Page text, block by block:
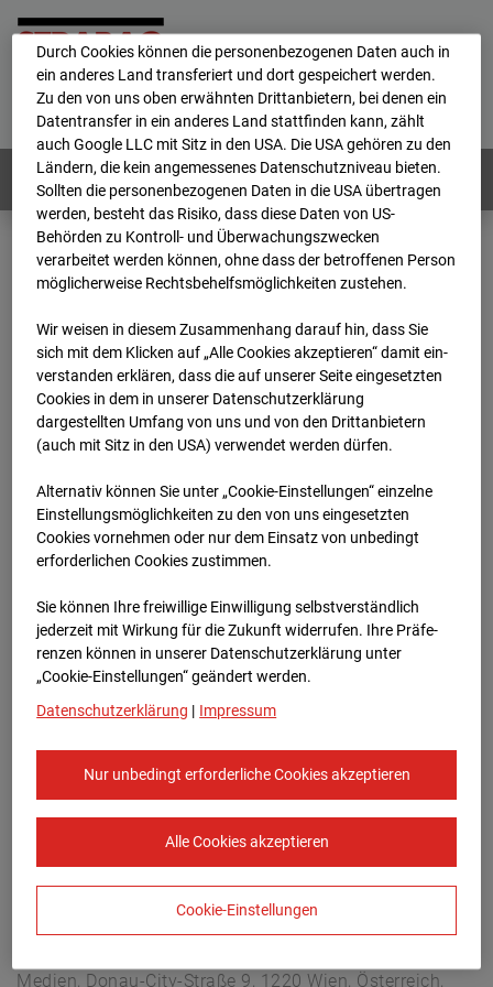
Home E-Mail Impressum
Login
Deutsch / English
Webcams: Alle Länder
Home
Deutschland
BC-114 BV-Ausbau Bonatzbau -Cam2
Archiv
2025
03 18 06:00
BC-114 BV-Ausbau
Bonatzbau -Cam2
Arnulf Klett Platz, 70173 Stuttgart
Zur Übersicht
Europe/Berlin
Medien, Donau-City-Straße 9, 1220 Wien, Österreich,
Durch Cookies können die personenbezogenen Daten auch in
ein anderes Land transferiert und dort gespeichert werden.
Zu den von uns oben erwähnten Drittanbietern, bei denen ein
Datentransfer in ein anderes Land stattfinden kann, zählt
auch Google LLC mit Sitz in den USA. Die USA gehören zu den
Ländern, die kein angemessenes Datenschutzniveau bieten.
Sollten die personenbezogenen Daten in die USA übertragen
werden, besteht das Risiko, dass diese Daten von US-
Behörden zu Kontroll- und Überwachungszwecken
verarbeitet werden können, ohne dass der betroffenen Person
möglicherweise Rechtsbehelfsmöglichkeiten zustehen.
Wir weisen in diesem Zusammenhang darauf hin, dass Sie
sich mit dem Klicken auf „Alle Cookies akzeptieren“ damit ein­
ver­standen erklären, dass die auf unserer Seite eingesetzten
Cookies in dem in unserer Datenschutzerklärung
dargestellten Umfang von uns und von den Drittanbietern
(auch mit Sitz in den USA) verwendet werden dürfen.
Alternativ können Sie unter „Cookie-Einstellungen“ einzelne
Einstellungsmöglichkeiten zu den von uns eingesetzten
Cookies vornehmen oder nur dem Einsatz von unbedingt
erforderlichen Cookies zustimmen.
Sie können Ihre freiwillige Einwilligung selbstverständlich
jederzeit mit Wirkung für die Zukunft widerrufen. Ihre Prä­fe­
renzen können in unserer Datenschutzerklärung unter
„Cookie-Einstellungen“ geändert werden.
Datenschutzerklärung | Impressum
Nur unbedingt erforderliche Cookies akzeptieren
Alle Cookies akzeptieren
Cookie-Einstellungen